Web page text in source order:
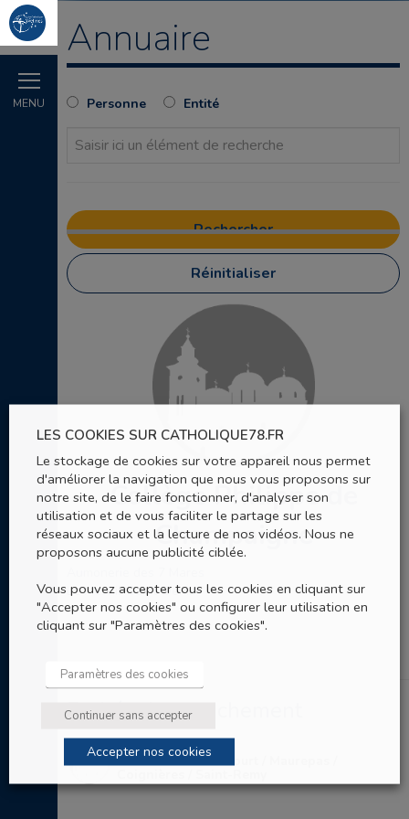
MENU
Annuaire
Personne Entité
Réinitialiser
Collège Philippe de
Champaigne
Le Mesnil-Saint-Denis
Entités de rattachement
Aumônerie d'Elancourt / Maurepas /
LES COOKIES SUR CATHOLIQUE78.FR
Le stockage de cookies sur votre appareil nous permet
d'améliorer la navigation que nous vous proposons sur
notre site, de le faire fonctionner, d'analyser son
utilisation et de vous faciliter le partage sur les
réseaux sociaux et la lecture de nos vidéos. Nous ne
proposons aucune publicité ciblée.
Vous pouvez accepter tous les cookies en cliquant sur
"Accepter nos cookies" ou configurer leur utilisation en
cliquant sur "Paramètres des cookies".
Paramètres des cookies
Continuer sans accepter
Accepter nos cookies